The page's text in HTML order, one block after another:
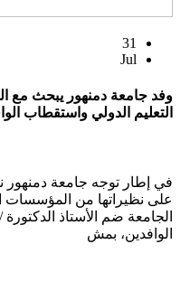
31
Jul
وفد جامعة دمنهور يبحث مع
التعليم الدولي واستقطاب
في إطار توجه جامعة دمنهور
على نظيراتها من المؤسسات
الجامعة ضم الأستاذ الدكتورة
الوافدين، بمش